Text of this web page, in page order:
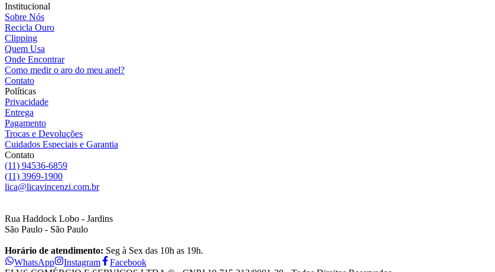
Institucional
Sobre Nós
Recicla Ouro
Clipping
Quem Usa
Onde Encontrar
Como medir o aro do meu anel?
Contato
Políticas
Privacidade
Entrega
Pagamento
Trocas e Devoluções
Cuidados Especiais e Garantia
Contato
(11) 94536-6859
(11) 3969-1900
lica@licavincenzi.com.br
Rua Haddock Lobo - Jardins
São Paulo - São Paulo
Horário de atendimento: Seg à Sex das 10h as 19h.
WhatsApp
Instagram
Facebook